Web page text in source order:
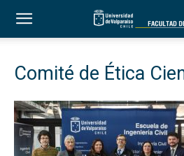
Comité de Ética